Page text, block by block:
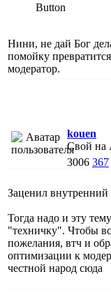
Button
Нини, не дай Бог
помойку
модератор.
kouen
Свой на
3006 367
Заценил внутренний
Тогда надо и эту
"техничку". Чтобы
пожелания, втч и
оптимизации к
честной народ сюда